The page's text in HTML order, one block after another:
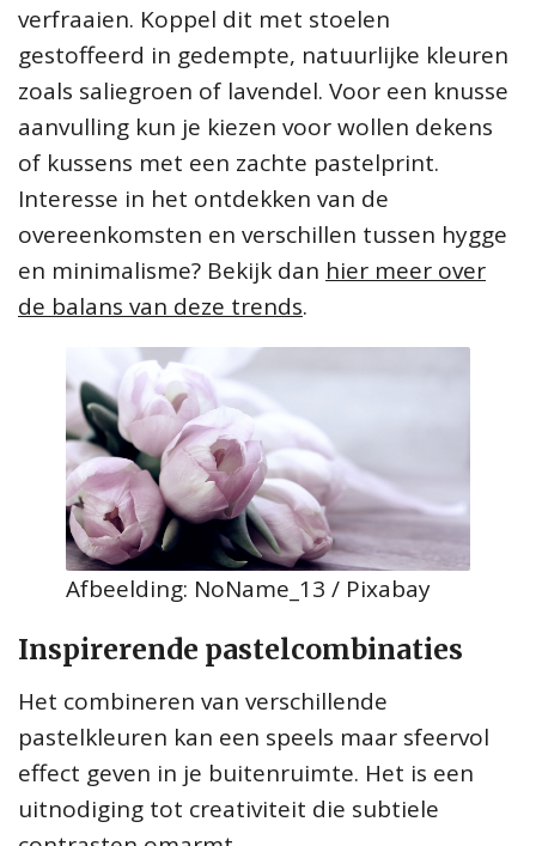
verfraaien. Koppel dit met stoelen
gestoffeerd in gedempte, natuurlijke kleuren
zoals saliegroen of lavendel. Voor een knusse
aanvulling kun je kiezen voor wollen dekens
of kussens met een zachte pastelprint.
Interesse in het ontdekken van de
overeenkomsten en verschillen tussen hygge
en minimalisme? Bekijk dan hier meer over
de balans van deze trends.
Afbeelding: NoName_13 / Pixabay
Inspirerende pastelcombinaties
Het combineren van verschillende
pastelkleuren kan een speels maar sfeervol
effect geven in je buitenruimte. Het is een
uitnodiging tot creativiteit die subtiele